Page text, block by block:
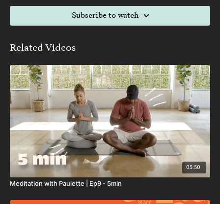
Subscribe to watch
Related Videos
05:50
Meditation with Paulette | Ep9 - 5min